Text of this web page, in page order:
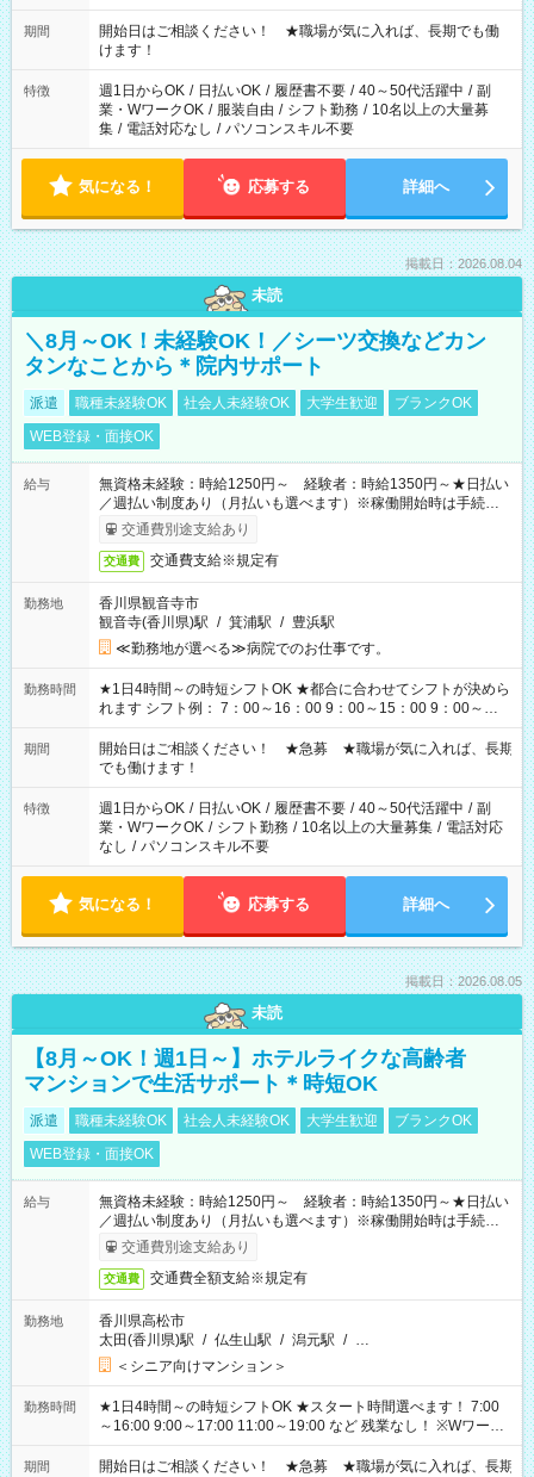
20:00 など 残業なし！ ※Wワークの場合、他のお仕事と合わせ
週40時間超の就業はご案内できません ※法令に基づき、週20時
間以上勤務は社会保険への加入対象となります ※労働者派遣法
（日雇い派遣の原則禁止）により、短時間・短期間の就業はご
案内が難しい場合があります
期間
開始日はご相談ください！ ★職場が気に入れば、長期でも働
けます！
特徴 週1日からOK / 日払いOK / 履歴書不要 / 40～50代活躍中 / 副
業・WワークOK / 服装自由 / シフト勤務 / 10名以上の大量募
集 / 電話対応なし / パソコンスキル不要
気になる！ 応募する 詳細へ
掲載日：2026.08.04
未読
＼8月～OK！未経験OK！／シーツ交換などカン
タンなことから＊院内サポート
派遣 職種未経験OK 社会人未経験OK 大学生歓迎
ブランクOK
WEB登録・面接OK
給与
無資格未経験：時給1250円～ 経験者：時給1350円～★日払い
／週払い制度あり（月払いも選べます）※稼働開始時は手続き完
了次第のお支払いとなります。
交通費別途支給あり
交通費 交通費支給※規定有
勤務地
香川県観音寺市
観音寺(香川県)駅 / 箕浦駅 / 豊浜駅
≪勤務地が選べる≫病院でのお仕事です。
勤務時間
★1日4時間～の時短シフトOK ★都合に合わせてシフトが決めら
れます シフト例： 7：00～16：00 9：00～15：00 9：00～
18：00 11：00～20：00 など ※Wワークの場合、他のお仕事と
合わせ週40時間超の就業はご案内できません ※法令に基づき、
週20時間以上勤務は社会保険への加入対象となります ※労働者
派遣法（日雇い派遣の原則禁止）により、短時間・短期間の就
業はご案内が難しい場合があります
期間
開始日はご相談ください！ ★急募 ★職場が気に入れば、長期
でも働けます！
特徴 週1日からOK / 日払いOK / 履歴書不要 / 40～50代活躍中 / 副
業・WワークOK / シフト勤務 / 10名以上の大量募集 / 電話対応
なし / パソコンスキル不要
気になる！ 応募する 詳細へ
掲載日：2026.08.05
未読
【8月～OK！週1日～】ホテルライクな高齢者
マンションで生活サポート＊時短OK
派遣 職種未経験OK 社会人未経験OK 大学生歓迎
ブランクOK
WEB登録・面接OK
給与
無資格未経験：時給1250円～ 経験者：時給1350円～★日払い
／週払い制度あり（月払いも選べます）※稼働開始時は手続き完
了次第のお支払いとなります。
交通費別途支給あり
交通費 交通費全額支給※規定有
勤務地
香川県高松市
太田(香川県)駅 / 仏生山駅 / 潟元駅 / …
＜シニア向けマンション＞
勤務時間
★1日4時間～の時短シフトOK ★スタート時間選べます！ 7:00
～16:00 9:00～17:00 11:00～19:00 など 残業なし！ ※Wワーク
の場合、他のお仕事と合わせ週40時間超の就業はご案内できま
せん ※法令に基づき、週20時間以上勤務は社会保険への加入対
期間
開始日はご相談ください！ ★急募 ★職場が気に入れば、長期